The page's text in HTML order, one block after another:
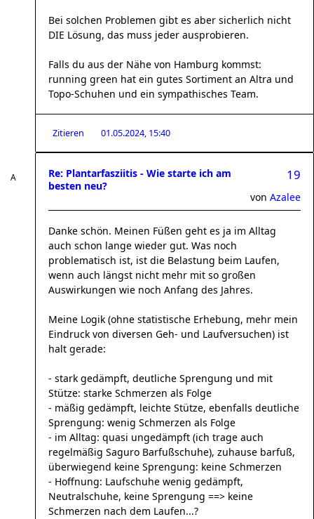
Bei solchen Problemen gibt es aber sicherlich nicht
DIE Lösung, das muss jeder ausprobieren.
Falls du aus der Nähe von Hamburg kommst:
running green hat ein gutes Sortiment an Altra und
Topo-Schuhen und ein sympathisches Team.
Zitieren 01.05.2024, 15:40
Re: Plantarfasziitis - Wie starte ich am
besten neu?
19
von Azalee
Danke schön. Meinen Füßen geht es ja im Alltag
auch schon lange wieder gut. Was noch
problematisch ist, ist die Belastung beim Laufen,
wenn auch längst nicht mehr mit so großen
Auswirkungen wie noch Anfang des Jahres.
Meine Logik (ohne statistische Erhebung, mehr mein
Eindruck von diversen Geh- und Laufversuchen) ist
halt gerade:
- stark gedämpft, deutliche Sprengung und mit
Stütze: starke Schmerzen als Folge
- mäßig gedämpft, leichte Stütze, ebenfalls deutliche
Sprengung: wenig Schmerzen als Folge
- im Alltag: quasi ungedämpft (ich trage auch
regelmäßig Saguro Barfußschuhe), zuhause barfuß,
überwiegend keine Sprengung: keine Schmerzen
- Hoffnung: Laufschuhe wenig gedämpft,
Neutralschuhe, keine Sprengung ==> keine
Schmerzen nach dem Laufen...?